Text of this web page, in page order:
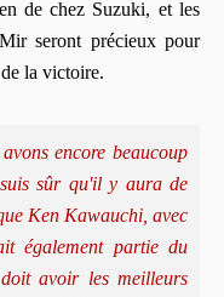
de chez Suzuki, et les
seront précieux pour
la victoire.
encore beaucoup
sûr qu'il y aura de
Ken Kawauchi, avec
également partie du
avoir les meilleurs